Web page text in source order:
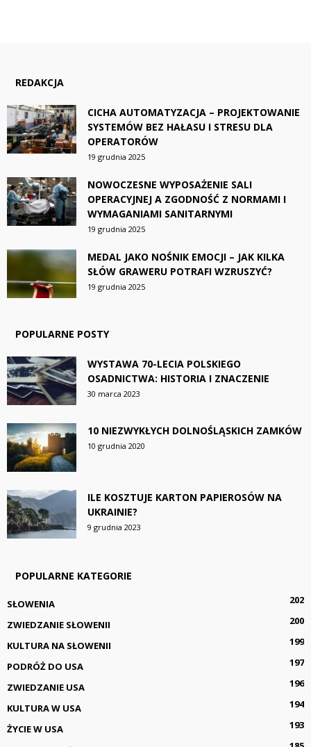
REDAKCJA
CICHA AUTOMATYZACJA – PROJEKTOWANIE
SYSTEMÓW BEZ HAŁASU I STRESU DLA
OPERATORÓW
19 grudnia 2025
NOWOCZESNE WYPOSAŻENIE SALI
OPERACYJNEJ A ZGODNOŚĆ Z NORMAMI I
WYMAGANIAMI SANITARNYMI
19 grudnia 2025
MEDAL JAKO NOŚNIK EMOCJI – JAK KILKA
SŁÓW GRAWERU POTRAFI WZRUSZYĆ?
19 grudnia 2025
POPULARNE POSTY
WYSTAWA 70-LECIA POLSKIEGO
OSADNICTWA: HISTORIA I ZNACZENIE
30 marca 2023
10 NIEZWYKŁYCH DOLNOŚLĄSKICH ZAMKÓW
10 grudnia 2020
ILE KOSZTUJE KARTON PAPIEROSÓW NA
UKRAINIE?
9 grudnia 2023
POPULARNE KATEGORIE
SŁOWENIA
202
ZWIEDZANIE SŁOWENII
200
KULTURA NA SŁOWENII
199
PODRÓŻ DO USA
197
ZWIEDZANIE USA
196
KULTURA W USA
194
ŻYCIE W USA
193